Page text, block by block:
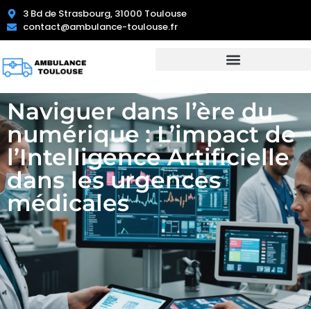
3 Bd de Strasbourg, 31000 Toulouse
contact@ambulance-toulouse.fr
Naviguer dans l’ère du
numérique : L’impact de
l’Intelligence Artificielle
dans les urgences
médicales